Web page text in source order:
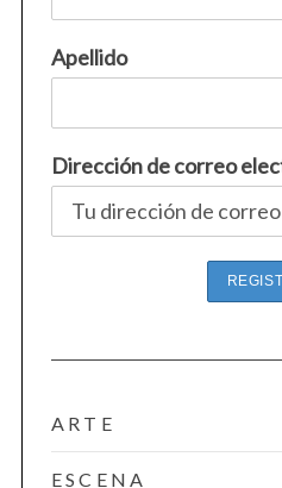
Apellido
Dirección de correo
ARTE
ESCENA